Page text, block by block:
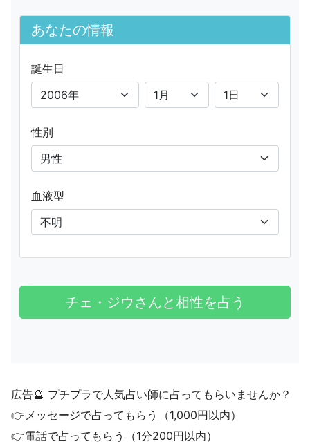
あなたの情報
誕生日
性別
血液型
広告🔮 プチプラで人気占い師に占ってもらいませんか？
👉メッセージで占ってもらう
（1,000円以内）
👉電話で占ってもらう （1分200円以内）